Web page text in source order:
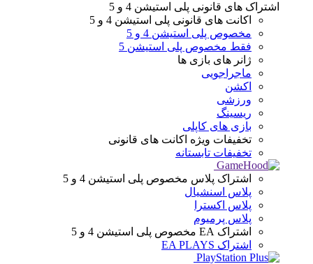
اشتراک های قانونی پلی استیشن 4 و 5
اکانت های قانونی پلی استیشن 4 و 5
مخصوص پلی استیشن 4 و 5
فقط مخصوص پلی استیشن 5
ژانر های بازی ها
ماجراجویی
اکشن
ورزشی
ریسینگ
بازی های کاپلی
تخفیفات ویژه اکانت های قانونی
تخفیفات تابستانه
اشتراک پلاس مخصوص پلی استیشن 4 و 5
پلاس اسنشیال
پلاس اکسترا
پلاس پرمیوم
اشتراک EA
مخصوص پلی استیشن 4 و 5
اشتراک EA PLAYS